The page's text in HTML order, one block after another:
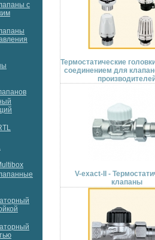
с
Термостатические
соединением для
V-exact-II -
клапаны